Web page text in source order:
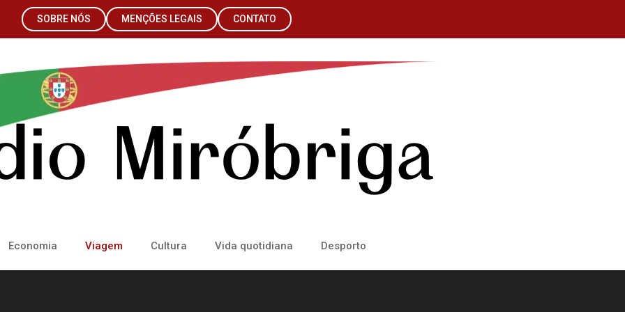
SOBRE NÓS MENÇÕES LEGAIS CONTATO
Economia Viagem Cultura Vida quotidiana Desporto